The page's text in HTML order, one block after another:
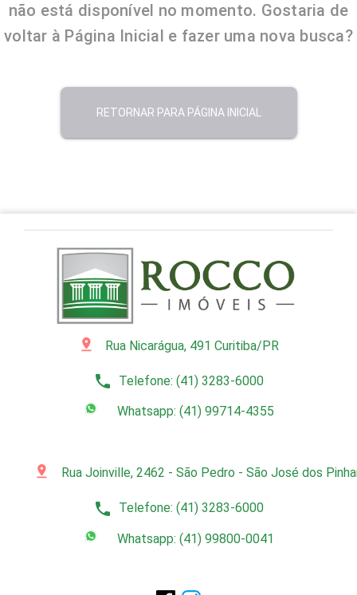
pin_drop Rua Nicarágua, 491 Curitiba/PR
phone Telefone: (41) 3283-6000
Whatsapp: (41) 99714-4355
pin_drop Rua Joinville, 2462 - São Pedro - São José dos
phone Telefone: (41) 3283-6000
Whatsapp: (41) 99800-0041
não está disponível no momento. Gostaria de
voltar à Página Inicial e fazer uma nova busca?
RETORNAR PARA PÁGINA INICIAL